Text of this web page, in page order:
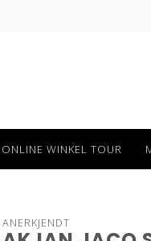
ONLINE WINKEL TOUR
ANERKJENDT